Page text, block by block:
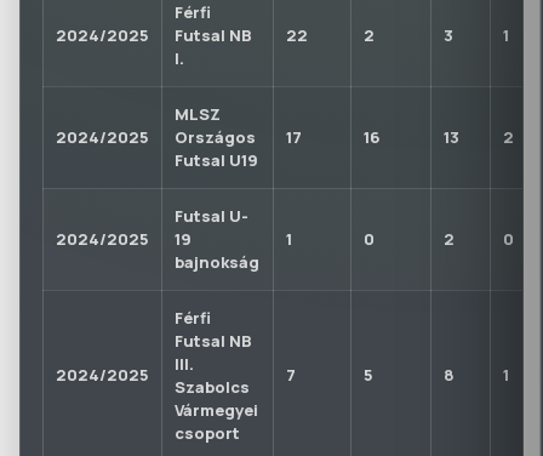
2024/2025
Férfi
Futsal NB
I.
22 2 3 1
2024/2025
MLSZ
Országos
Futsal U19
17 16 13 2
2024/2025
Futsal U-
19
bajnokság
1 0 2 0
2024/2025
Férfi
Futsal NB
III.
Szabolcs
Vármegyei
csoport
7 5 8 1